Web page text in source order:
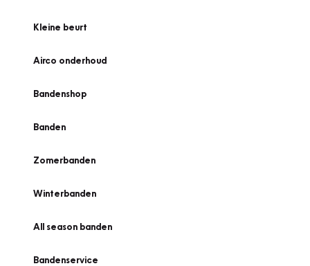
Kleine beurt
Airco onderhoud
Bandenshop
Banden
Zomerbanden
Winterbanden
All season banden
Bandenservice